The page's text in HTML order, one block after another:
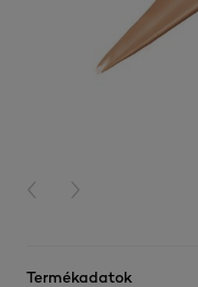
PREVIOUS CARD
NEXT CARD
Termékadatok